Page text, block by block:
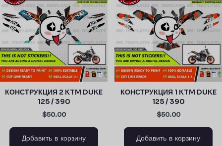
КОНСТРУКЦИЯ 2 KTM DUKE
125 / 390
$50.00
Добавить в корзину
КОНСТРУКЦИЯ 1 KTM DUKE
125 / 390
$50.00
Добавить в корзину